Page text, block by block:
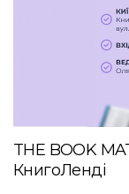
THE BOOK
КнигоЛенді